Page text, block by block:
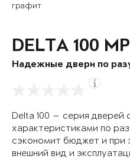
графит
DELTA 100 MP
Надежные двери по
Delta 100 — серия дверей
характеристиками по
сэкономит бюджет и при
внешний вид и